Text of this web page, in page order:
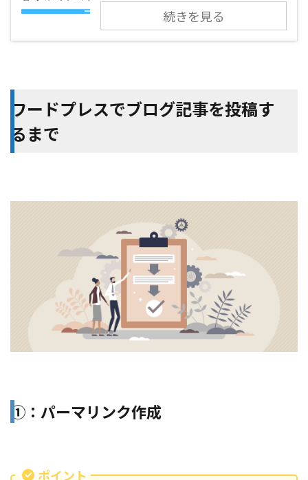
続きを見る
ワードプレスでブログ記事を投稿す
るまで
①：パーマリンク作成
ポイント